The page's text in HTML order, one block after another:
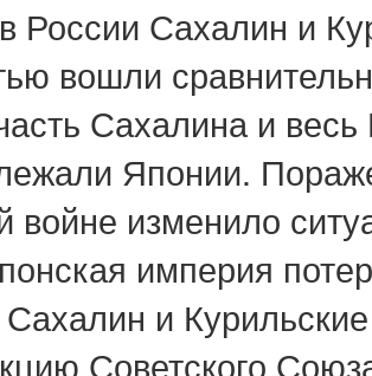
России Сахалин и
вошли
Сахалина и весь
Японии.
войне изменило
империя
и
Советского